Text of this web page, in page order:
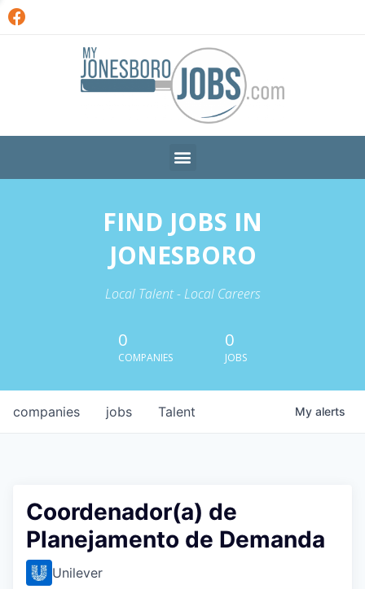
FIND JOBS IN
JONESBORO
Local Talent - Local Careers
0
COMPANIES
0
JOBS
jobs
companies Talent My alerts
Coordenador(a) de
Planejamento de Demanda
Unilever